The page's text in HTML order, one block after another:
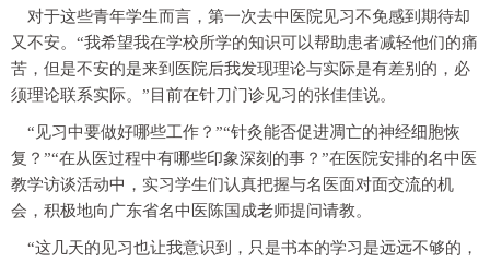
对于这些青年学生而言，第一次去中医院见习不免感到期待却
又不安。“我希望我在学校所学的知识可以帮助患者减轻他们的痛
苦，但是不安的是来到医院后我发现理论与实际是有差别的，必
须理论联系实际。”目前在针刀门诊见习的张佳佳说。
“见习中要做好哪些工作？”“针灸能否促进凋亡的神经细胞恢
复？”“在从医过程中有哪些印象深刻的事？”在医院安排的名中医
教学访谈活动中，实习学生们认真把握与名医面对面交流的机
会，积极地向广东省名中医陈国成老师提问请教。
“这几天的见习也让我意识到，只是书本的学习是远远不够的，